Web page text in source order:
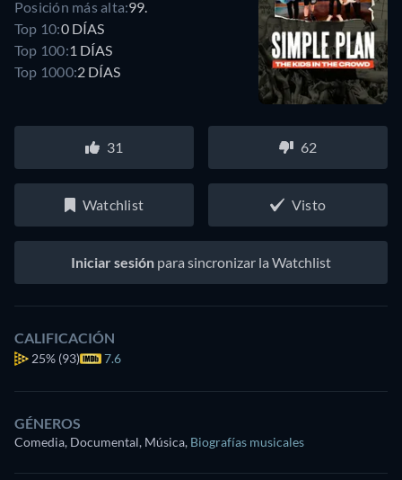
Posición más alta:99.
Top 10:0 DÍAS
Top 100:1 DÍAS
Top 1000:2 DÍAS
31 62
Watchlist Visto
Iniciar sesión para sincronizar la Watchlist
CALIFICACIÓN
25% (93) 7.6
GÉNEROS
Comedia, Documental, Música, Biografías musicales